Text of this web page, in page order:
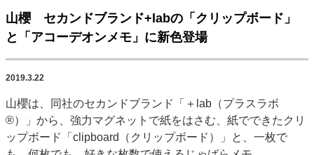
TOP
新着記事 特集記事
動画コンテンツ
インタビュー
コレクション
SDGs・地域
ポストプレス ビジネス イベント 信用情報
業界
市場・統計
人事・移転・異動・訃報
山櫻 セカンドブランド+labの「クリップボード」
と「アコーデオンメモ」に新色登場
2019.3.22
山櫻は、同社のセカンドブランド「＋lab（プラスラボ
®）」から、強力マグネットで紙をはさむ、紙でできたクリ
ップボード「clipboard（クリップボード）」と、一枚で